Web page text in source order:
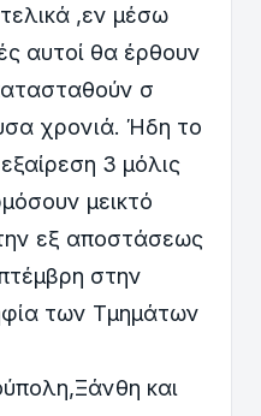
,εν μέσω
αυτοί θα έρθουν
σ
χρονιά. Ήδη το
3 μόλις
μεικτό
εξ αποστάσεως
στην
των Τμημάτων
και